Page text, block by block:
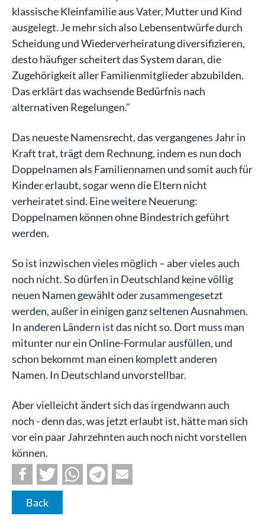
klassische Kleinfamilie aus Vater, Mutter und Kind
ausgelegt. Je mehr sich also Lebensentwürfe durch
Scheidung und Wiederverheiratung diversifizieren,
desto häufiger scheitert das System daran, die
Zugehörigkeit aller Familienmitglieder abzubilden.
Das erklärt das wachsende Bedürfnis nach
alternativen Regelungen."
Das neueste Namensrecht, das vergangenes Jahr in
Kraft trat, trägt dem Rechnung, indem es nun doch
Doppelnamen als Familiennamen und somit auch für
Kinder erlaubt, sogar wenn die Eltern nicht
verheiratet sind. Eine weitere Neuerung:
Doppelnamen können ohne Bindestrich geführt
werden.
So ist inzwischen vieles möglich – aber vieles auch
noch nicht. So dürfen in Deutschland keine völlig
neuen Namen gewählt oder zusammengesetzt
werden, außer in einigen ganz seltenen Ausnahmen.
In anderen Ländern ist das nicht so. Dort muss man
mitunter nur ein Online-Formular ausfüllen, und
schon bekommt man einen komplett anderen
Namen. In Deutschland unvorstellbar.
Aber vielleicht ändert sich das irgendwann auch
noch - denn das, was jetzt erlaubt ist, hätte man sich
vor ein paar Jahrzehnten auch noch nicht vorstellen
können.
Back